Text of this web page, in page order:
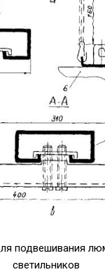
подвешивания
светильников